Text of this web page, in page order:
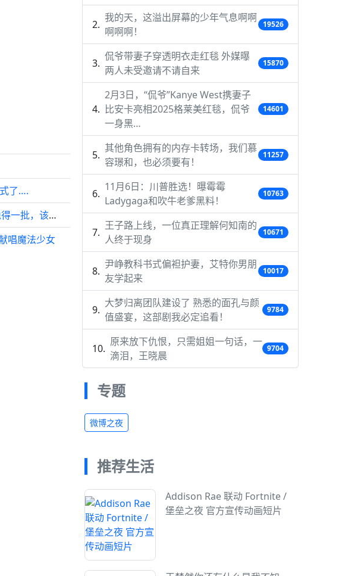
了….
这姐都扭成这样了，步摇还是稳得一批，该说不说这姐演疯批是真带劲
唱魔法少女
我的天，这溢出屏幕的少年气息啊啊
啊啊啊！
19526
侃爷带妻子穿透明衣走红毯 外媒曝
两人未受邀请不请自来
15870
2月3日，“侃爷”Kanye West携妻子
比安卡亮相2025格莱美红毯，侃爷
一身黑…
14601
其他角色拥有的内存卡转场，我们慕
容璟和，也必须要有！
11257
11月6日：川普胜选！曝霉霉
Ladygaga和吹牛老爹黑料！
10763
王子路上线，一位真正理解何知南的
人终于现身
10671
尹峥教科书式偏袒护妻，艾特你男朋
友学起来
10017
大梦归离团队建设了 熟悉的面孔与颜
值盛宴，这部剧我必定追看！
9784
原来放下仇恨，只需姐姐一句话，一
滴泪，王晓晨
9704
专题
微博之夜
推荐生活
Addison Rae 联动 Fortnite /
堡垒之夜 官方宣传动画短片